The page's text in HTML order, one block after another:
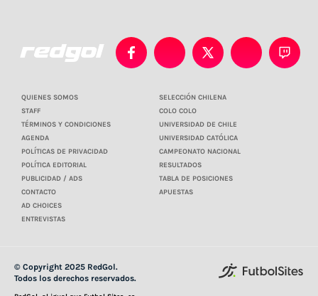
QUIENES SOMOS
STAFF
TÉRMINOS Y CONDICIONES
AGENDA
POLÍTICAS DE PRIVACIDAD
POLÍTICA EDITORIAL
PUBLICIDAD / ADS
CONTACTO
AD CHOICES
ENTREVISTAS
SELECCIÓN CHILENA
COLO COLO
UNIVERSIDAD DE CHILE
UNIVERSIDAD CATÓLICA
CAMPEONATO NACIONAL
RESULTADOS
TABLA DE POSICIONES
APUESTAS
© Copyright 2025 RedGol.
Todos los derechos reservados.